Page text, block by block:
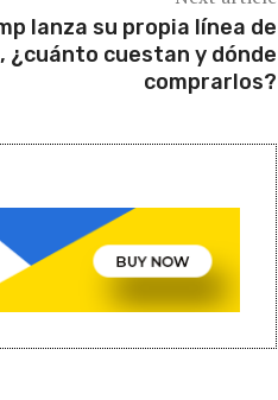
lanza su propia línea de
¿cuánto cuestan y dónde
comprarlos?